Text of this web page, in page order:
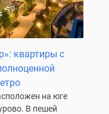
квартиры с
на юге
В пешей